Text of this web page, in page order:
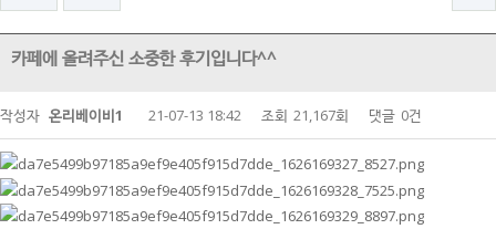
카페에 올려주신 소중한 후기입니다^^
작성자 온리베이비1 21-07-13 18:42 조회 21,167회 댓글 0건